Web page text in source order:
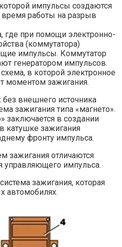
импульсы создаются
работы на разрыв
где при помощи электронно-
(коммутатора)
импульсы. Коммутатор
генератором импульсов.
в которой электронное
моментом зажигания.
без внешнего источника
зажигания типа «магнето».
заключается в создании
катушке зажигания
фронту импульса.
зажигания отличаются
управляющего импульса.
зажигания, которая
автомобилях.